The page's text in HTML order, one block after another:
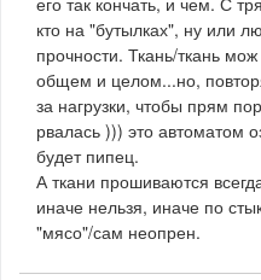
кто на "бутылках", ну или
прочности. Ткань/ткань
общем и целом...но,
за нагрузки, чтобы прям
рвалась ))) это автоматом
будет пипец.
А ткани прошиваются
иначе нельзя, иначе по
"мясо"/сам неопрен.